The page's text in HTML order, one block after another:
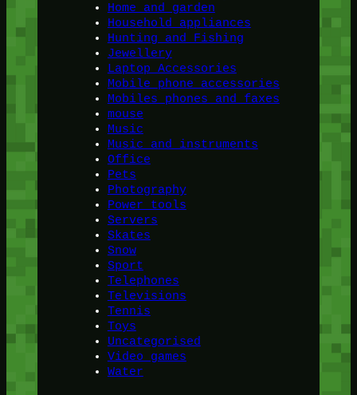
Home and garden
Household appliances
Hunting and Fishing
Jewellery
Laptop Accessories
Mobile phone accessories
Mobiles phones and faxes
mouse
Music
Music and instruments
Office
Pets
Photography
Power tools
Servers
Skates
Snow
Sport
Telephones
Televisions
Tennis
Toys
Uncategorised
Video games
Water